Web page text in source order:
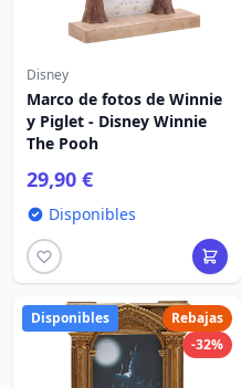
Disney
Marco de fotos de Winnie
y Piglet - Disney Winnie
The Pooh
29,90 €
Disponibles
Rebajas
-32%
Disponibles